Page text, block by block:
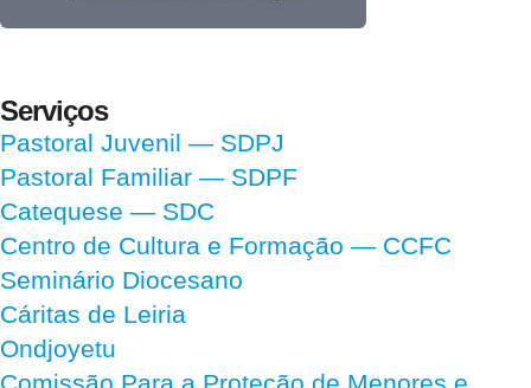
Serviços
Pastoral Juvenil — SDPJ
Pastoral Familiar — SDPF
Catequese — SDC
Centro de Cultura e Formação — CCFC
Seminário Diocesano
Cáritas de Leiria
Ondjoyetu
Comissão Para a Proteção de Menores e